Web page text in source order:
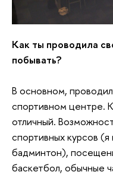
Как ты проводила
побывать?
В основном,
спортивном центре.
отличный.
спортивных курсов
бадминтон),
баскетбол, обычные